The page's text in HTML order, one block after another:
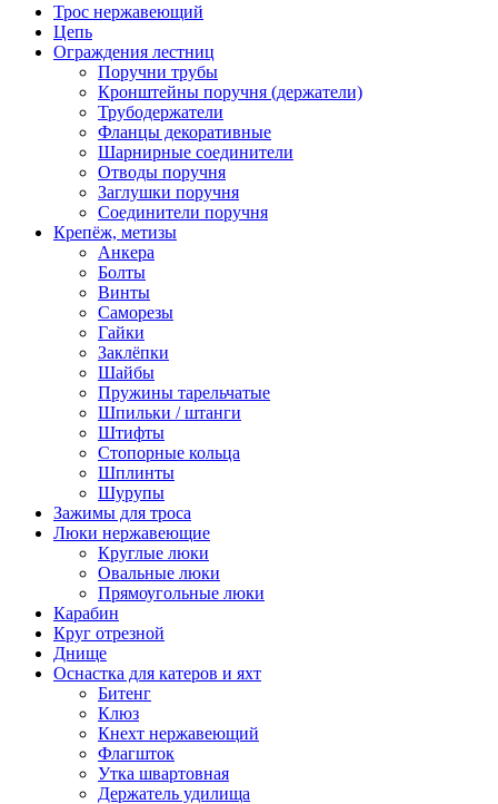
Трос нержавеющий
Цепь
Ограждения лестниц
Поручни трубы
Кронштейны поручня (держатели)
Трубодержатели
Фланцы декоративные
Шарнирные соединители
Отводы поручня
Заглушки поручня
Соединители поручня
Крепёж, метизы
Анкера
Болты
Винты
Саморезы
Гайки
Заклёпки
Шайбы
Пружины тарельчатые
Шпильки / штанги
Штифты
Стопорные кольца
Шплинты
Шурупы
Зажимы для троса
Люки нержавеющие
Круглые люки
Овальные люки
Прямоугольные люки
Карабин
Круг отрезной
Днище
Оснастка для катеров и яхт
Битенг
Клюз
Кнехт нержавеющий
Флагшток
Утка швартовная
Держатель удилища